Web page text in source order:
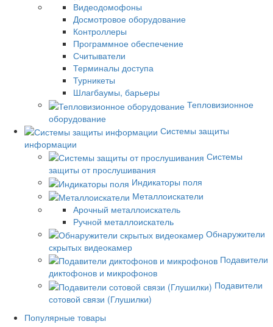
Видеодомофоны
Досмотровое оборудование
Контроллеры
Программное обеспечение
Считыватели
Терминалы доступа
Турникеты
Шлагбаумы, барьеры
Тепловизионное
оборудование
Системы защиты
информации
Системы
защиты от прослушивания
Индикаторы поля
Металлоискатели
Арочный металлоискатель
Ручной металлоискатель
Обнаружители
скрытых видеокамер
Подавители
диктофонов и микрофонов
Подавители
сотовой связи (Глушилки)
Популярные товары